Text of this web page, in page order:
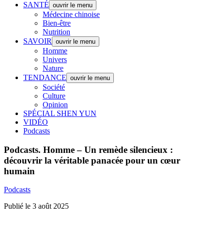
SANTÉ ouvrir le menu
Médecine chinoise
Bien-être
Nutrition
SAVOIR
ouvrir le menu
Homme
Univers
Nature
TENDANCE ouvrir le menu
Société
Culture
Opinion
SPÉCIAL SHEN YUN
VIDÉO
Podcasts
Podcasts. Homme – Un remède silencieux :
découvrir la véritable panacée pour un cœur
humain
Podcasts
Publié le 3 août 2025